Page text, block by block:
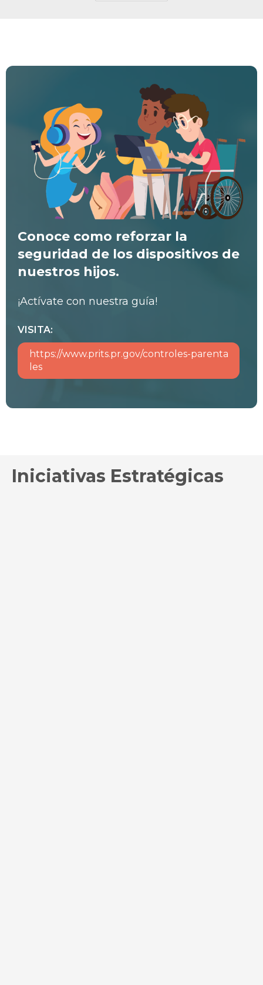
Conoce como reforzar la
seguridad de los dispositivos de
nuestros hijos.
¡Actívate con nuestra guía!
VISITA:
https://www.prits.pr.gov/controles-parenta
les
Iniciativas Estratégicas